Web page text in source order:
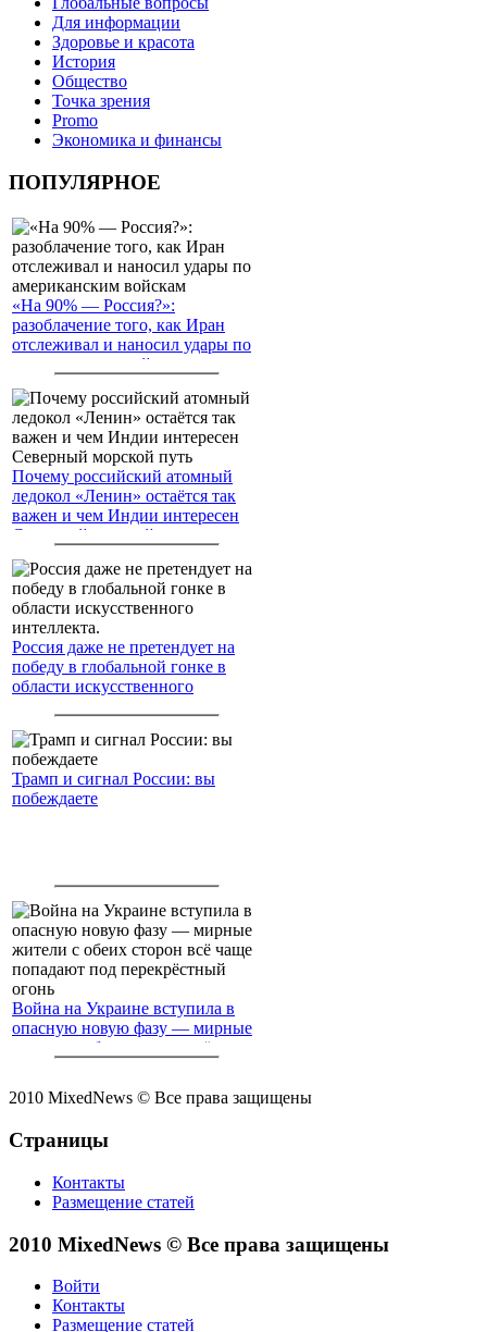
Для информации
Здоровье и красота
История
Общество
Точка зрения
Promo
Экономика и финансы
ПОПУЛЯРНОЕ
«На 90% — Россия?»:
разоблачение того, как Иран
отслеживал и наносил удары по
американским войскам
Почему российский атомный
ледокол «Ленин» остаётся так
важен и чем Индии интересен
Северный морской путь
Россия даже не претендует на
победу в глобальной гонке в
области искусственного
Трамп и сигнал России: вы
побеждаете
Война на Украине вступила в
опасную новую фазу — мирные
жители с обеих сторон всё чаще
2010 MixedNews © Все права защищены
Страницы
Контакты
Размещение статей
2010 MixedNews © Все права защищены
Войти
Контакты
Размещение статей